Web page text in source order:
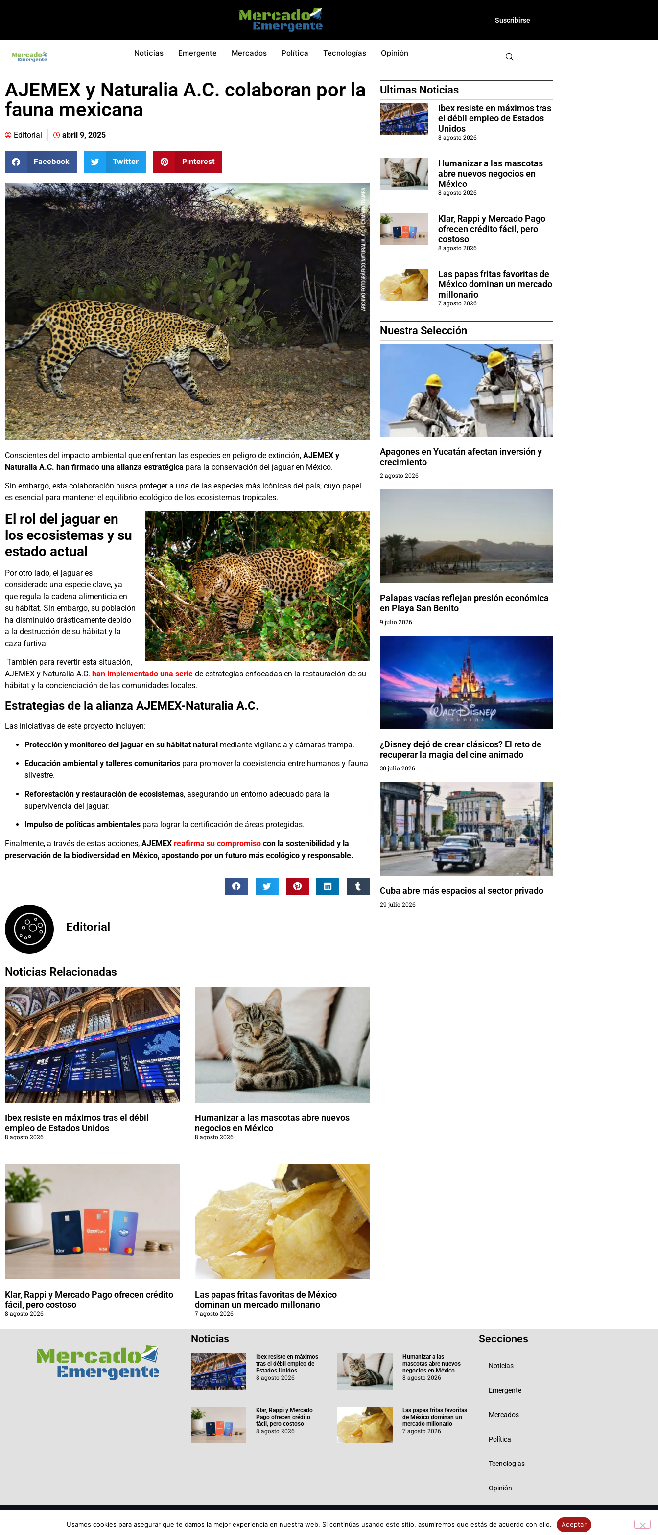
Suscribirse
Noticias Emergente Mercados Política Tecnologías Opinión
AJEMEX y Naturalia A.C. colaboran por la
fauna mexicana
Editorial abril 9, 2025
Facebook Twitter Pinterest
Conscientes del impacto ambiental que enfrentan las especies en peligro de extinción, AJEMEX y
Naturalia A.C. han firmado una alianza estratégica para la conservación del jaguar en México.
Sin embargo, esta colaboración busca proteger a una de las especies más icónicas del país, cuyo papel
es esencial para mantener el equilibrio ecológico de los ecosistemas tropicales.
El rol del jaguar en
los ecosistemas y su
estado actual
Por otro lado, el jaguar es
considerado una especie clave, ya
que regula la cadena alimenticia en
su hábitat. Sin embargo, su población
ha disminuido drásticamente debido
a la destrucción de su hábitat y la
caza furtiva.
También para revertir esta situación,
AJEMEX y Naturalia A.C. han implementado una serie de estrategias enfocadas en la restauración de su
hábitat y la concienciación de las comunidades locales.
Estrategias de la alianza AJEMEX-Naturalia A.C.
Las iniciativas de este proyecto incluyen:
Protección y monitoreo del jaguar en su hábitat natural mediante vigilancia y cámaras trampa.
Educación ambiental y talleres comunitarios para promover la coexistencia entre humanos y fauna
silvestre.
Reforestación y restauración de ecosistemas, asegurando un entorno adecuado para la
supervivencia del jaguar.
Impulso de políticas ambientales para lograr la certificación de áreas protegidas.
Finalmente, a través de estas acciones, AJEMEX reafirma su compromiso con la sostenibilidad y la
preservación de la biodiversidad en México, apostando por un futuro más ecológico y responsable.
Editorial
Noticias Relacionadas
Ibex resiste en máximos tras el débil
empleo de Estados Unidos
8 agosto 2026
Humanizar a las mascotas abre nuevos
negocios en México
8 agosto 2026
Klar, Rappi y Mercado Pago ofrecen crédito
fácil, pero costoso
8 agosto 2026
Las papas fritas favoritas de México
dominan un mercado millonario
7 agosto 2026
Ultimas Noticias
Ibex resiste en máximos tras
el débil empleo de Estados
Unidos
8 agosto 2026
Humanizar a las mascotas
abre nuevos negocios en
México
8 agosto 2026
Klar, Rappi y Mercado Pago
ofrecen crédito fácil, pero
costoso
8 agosto 2026
Las papas fritas favoritas de
México dominan un mercado
millonario
7 agosto 2026
Nuestra Selección
Apagones en Yucatán afectan inversión y
crecimiento
2 agosto 2026
Palapas vacías reflejan presión económica
en Playa San Benito
9 julio 2026
¿Disney dejó de crear clásicos? El reto de
recuperar la magia del cine animado
30 julio 2026
Cuba abre más espacios al sector privado
29 julio 2026
Noticias
Ibex resiste en máximos
tras el débil empleo de
Estados Unidos
8 agosto 2026
Humanizar a las
mascotas abre nuevos
negocios en México
8 agosto 2026
Klar, Rappi y Mercado
Pago ofrecen crédito
fácil, pero costoso
8 agosto 2026
Las papas fritas favoritas
de México dominan un
mercado millonario
7 agosto 2026
Secciones
Noticias
Emergente
Mercados
Política
Tecnologías
Opinión
© 2026 Todos los derechos reservados ME SRL.
Usamos cookies para asegurar que te damos la mejor experiencia en nuestra web. Si continúas usando este sitio, asumiremos que estás de acuerdo con ello.
Aceptar